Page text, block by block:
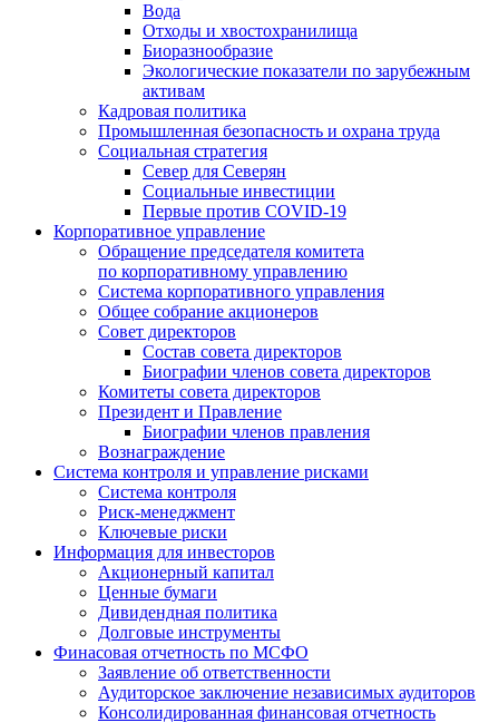
Вода
Отходы и хвостохранилища
Биоразнообразие
Экологические показатели по зарубежным
активам
Кадровая политика
Промышленная безопасность и охрана труда
Социальная стратегия
Север для Северян
Социальные инвестиции
Первые против COVID‑19
Корпоративное управление
Обращение председателя комитета
по корпоративному управлению
Система корпоративного управления
Общее собрание акционеров
Совет директоров
Состав совета директоров
Биографии членов совета директоров
Комитеты совета директоров
Президент и Правление
Биографии членов правления
Вознаграждение
Система контроля и управление рисками
Система контроля
Риск-менеджмент
Ключевые риски
Информация для инвесторов
Акционерный капитал
Ценные бумаги
Дивидендная политика
Долговые инструменты
Финасовая отчетность по МСФО
Заявление об ответственности
Аудиторское заключение независимых аудиторов
Консолидированная финансовая отчетность